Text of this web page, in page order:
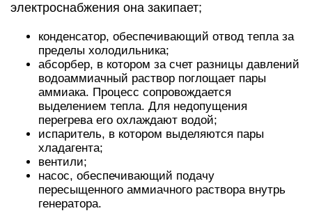
электроснабжения она закипает;
конденсатор, обеспечивающий отвод тепла за
пределы холодильника;
абсорбер, в котором за счет разницы давлений
водоаммиачный раствор поглощает пары
аммиака. Процесс сопровождается
выделением тепла. Для недопущения
перегрева его охлаждают водой;
испаритель, в котором выделяются пары
хладагента;
вентили;
насос, обеспечивающий подачу
пересыщенного аммиачного раствора внутрь
генератора.